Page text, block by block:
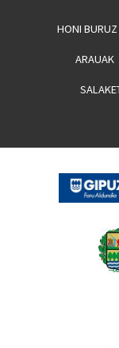
HONI BURUZ
ARAUAK